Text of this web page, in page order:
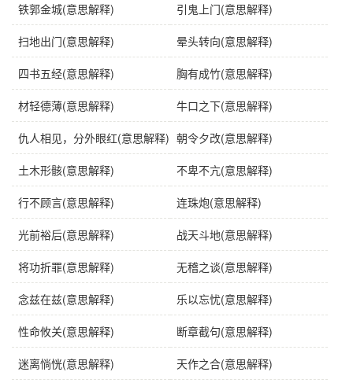
铁郭金城(意思解释) 引鬼上门(意思解释)
扫地出门(意思解释) 晕头转向(意思解释)
四书五经(意思解释) 胸有成竹(意思解释)
材轻德薄(意思解释) 牛口之下(意思解释)
仇人相见，分外眼红(意思解释) 朝令夕改(意思解释)
土木形骸(意思解释) 不卑不亢(意思解释)
行不顾言(意思解释) 连珠炮(意思解释)
光前裕后(意思解释) 战天斗地(意思解释)
将功折罪(意思解释) 无稽之谈(意思解释)
念兹在兹(意思解释) 乐以忘忧(意思解释)
性命攸关(意思解释) 断章截句(意思解释)
迷离惝恍(意思解释) 天作之合(意思解释)